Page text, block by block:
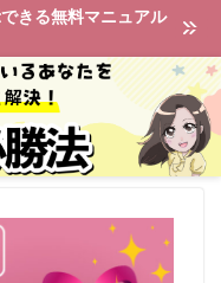
きる無料マニュアル